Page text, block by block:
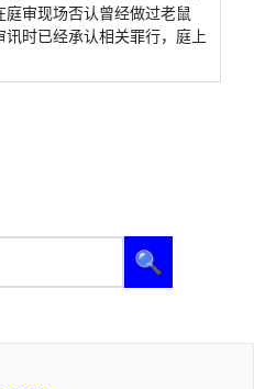
庭审现场否认曾经做过老鼠
时已经承认相关罪行，庭上
🔍